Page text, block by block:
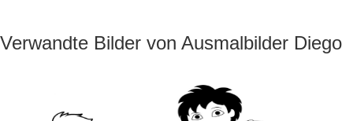
Verwandte Bilder von Ausmalbilder Diego